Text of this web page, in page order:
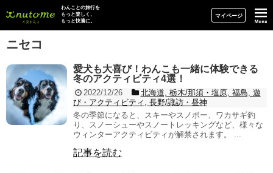
イヌトミィ
わんことの旅行を
もっと楽しく、
もっと快適に。
マイページ
ニセコ
愛犬も大喜び！わんこも一緒に体験できる
冬のアクティビティ4選！
2022/12/26
北海道, 栃木/那須・塩原, 福島, 遊
び・アクティビティ, 長野/諏訪・昼神
冬の季節になると、スキーやスノボー、ワカサギ釣
り、スノーシューやスノートレッキングなど、様々な
ウィンターアクティビティが解禁されます。 ...
記事を読む